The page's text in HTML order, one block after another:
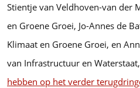
Stientje van Veldhoven-van der
en Groene Groei, Jo-Annes de
Klimaat en Groene Groei, en
van Infrastructuur en
hebben op het verder